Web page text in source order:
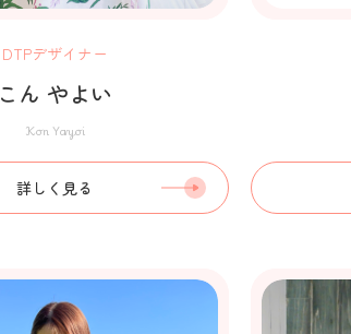
DTPデザイナー
こん やよい
Kon Yayoi
詳しく見る